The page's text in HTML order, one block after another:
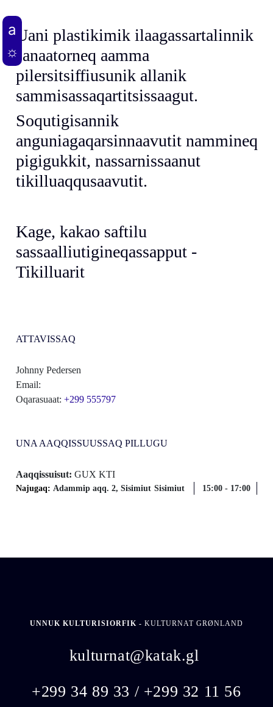
Uani plastikimik ilaagassartalinnik
sanaatorneq aamma
pilersitsiffiusunik allanik
sammisassaqartitsissaagut.
Soqutigisannik
anguniagaqarsinnaavutit nammineq
pigigukkit, nassarnissaanut
tikilluaqqusaavutit.
Kage, kakao saftilu
sassaalliutigineqassapput -
Tikilluarit
ATTAVISSAQ
Johnny Pedersen
Email:
Oqarasuaat: +299 555797
UNA AAQQISSUUSSAQ PILLUGU
Aaqqissuisut: GUX KTI
Najugaq: Adammip aqq. 2, Sisimiut Sisimiut 15:00- 17:00
UNNUK KULTURISIORFIK - KULTURNAT GRØNLAND
kulturnat@katak.gl
+299 34 89 33 / +299 32 11 56